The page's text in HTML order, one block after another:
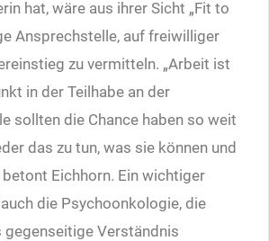
hat, wäre aus ihrer Sicht „Fit to
Ansprechstelle, auf freiwilliger
zu vermitteln. „Arbeit ist
in der Teilhabe an der
sollten die Chance haben so weit
das zu tun, was sie können und
betont Eichhorn. Ein wichtiger
die Psychoonkologie, die
gegenseitige Verständnis